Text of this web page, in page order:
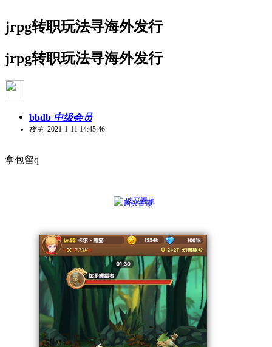
jrpg转职玩法寻海外发行
jrpg转职玩法寻海外发行
bbdb 中级会员
楼主2021-1-11 14:45:46
拿包留q
购买置顶